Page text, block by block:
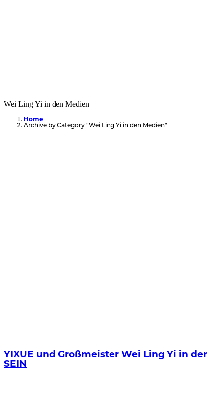
Wei Ling Yi in den Medien
Home
Archive by Category "Wei Ling Yi in den Medien"
YIXUE und Großmeister Wei Ling Yi in der
SEIN